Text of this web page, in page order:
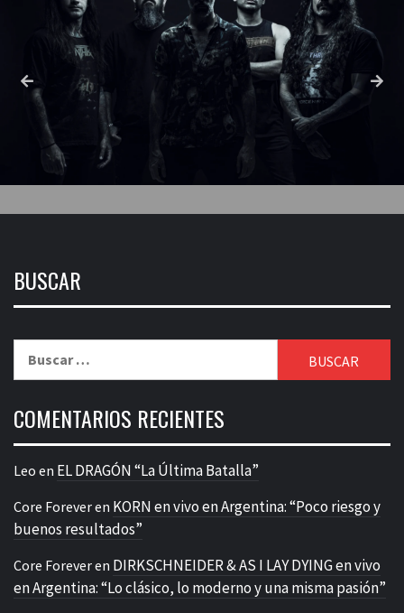
BUSCAR
COMENTARIOS RECIENTES
Leo en EL DRAGÓN “La Última Batalla”
Core Foreveren KORN en vivo en Argentina: “Poco riesgo y
buenos resultados”
Core Foreveren DIRKSCHNEIDER & AS I LAY DYING en vivo
en Argentina: “Lo clásico, lo moderno y una misma pasión”